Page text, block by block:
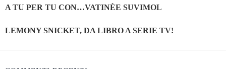
A TU PER TU CON…VATINÈE SUVIMOL
LEMONY SNICKET, DA LIBRO A SERIE TV!